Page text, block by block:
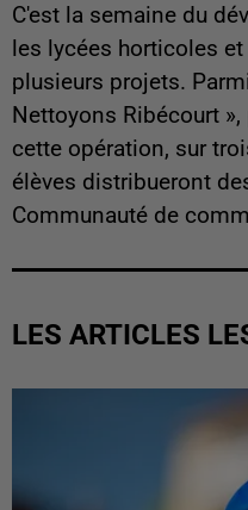
C'est la semaine du
les lycées horticoles
plusieurs projets.
Nettoyons Ribécourt
cette opération, sur
élèves distribueront
Communauté de
LES ARTICLES